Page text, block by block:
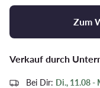
Zum
Verkauf durch
Bei Dir: Di., 11.08 -